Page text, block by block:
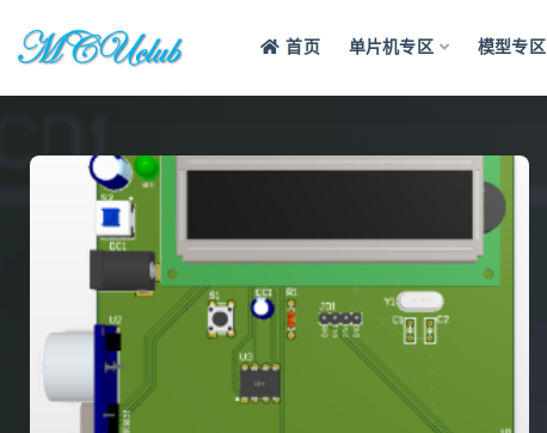
首页 单片机专区 模型专区